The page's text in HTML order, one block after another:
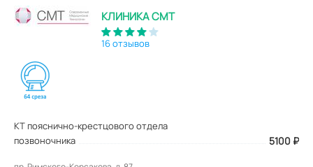
КЛИНИКА СМТ
16 отзывов
КТ пояснично-крестцового отдела
позвоночника
5100 ₽